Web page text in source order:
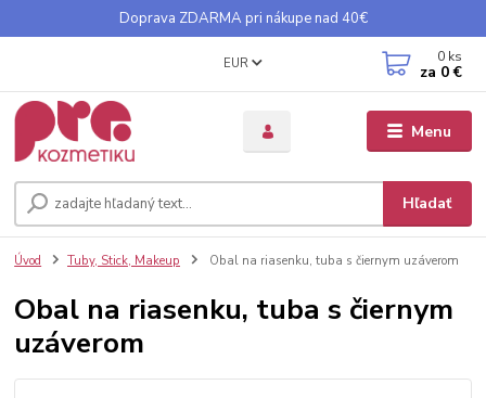
Doprava ZDARMA pri nákupe nad 40€
Menu
EUR
Hľadať
0 ks
za 0 €
Úvod Tuby, Stick, Makeup Obal na riasenku, tuba s čiernym uzáverom
Obal na riasenku, tuba s čiernym
uzáverom